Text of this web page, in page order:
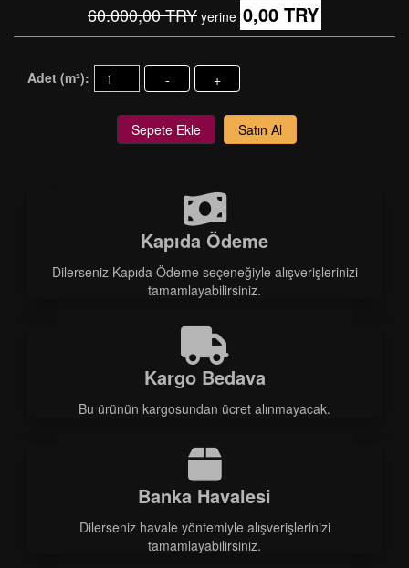
60.000,00 TRY yerine 0,00 TRY
Adet (m²): - +
Sepete Ekle Satın Al
Kapıda Ödeme
Dilerseniz Kapıda Ödeme seçeneğiyle alışverişlerinizi
tamamlayabilirsiniz.
Kargo Bedava
Bu ürünün kargosundan ücret alınmayacak.
Banka Havalesi
Dilerseniz havale yöntemiyle alışverişlerinizi
tamamlayabilirsiniz.